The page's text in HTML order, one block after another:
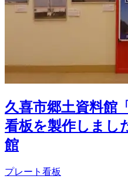
久喜市郷土資料館
看板を製作しまし
館
プレート看板